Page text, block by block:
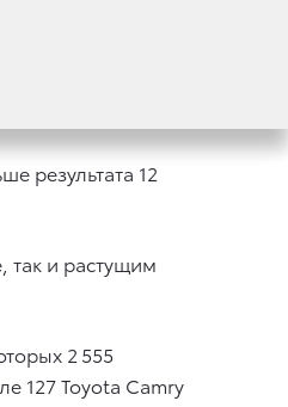
результата 12
так и растущим
2 555
127 Toyota Camry